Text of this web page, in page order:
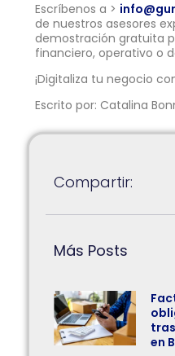
Escríbenos a >
de nuestros asesores
demostración gratuita
financiero, operativo o
¡Digitaliza tu negocio
Escrito por: Catalina
Compartir:
Más Posts
en